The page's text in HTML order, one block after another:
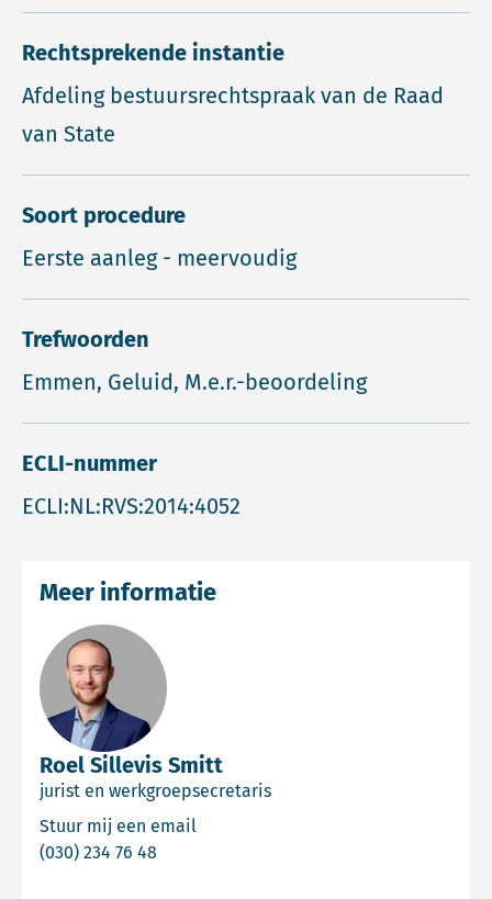
Rechtsprekende instantie
Afdeling bestuursrechtspraak van de Raad
van State
Soort procedure
Eerste aanleg - meervoudig
Trefwoorden
Emmen, Geluid, M.e.r.-beoordeling
ECLI-nummer
ECLI:NL:RVS:2014:4052
Roel Sillevis Smitt
jurist en werkgroepsecretaris
Stuur mij een email
(030) 234 76 48
Meer informatie